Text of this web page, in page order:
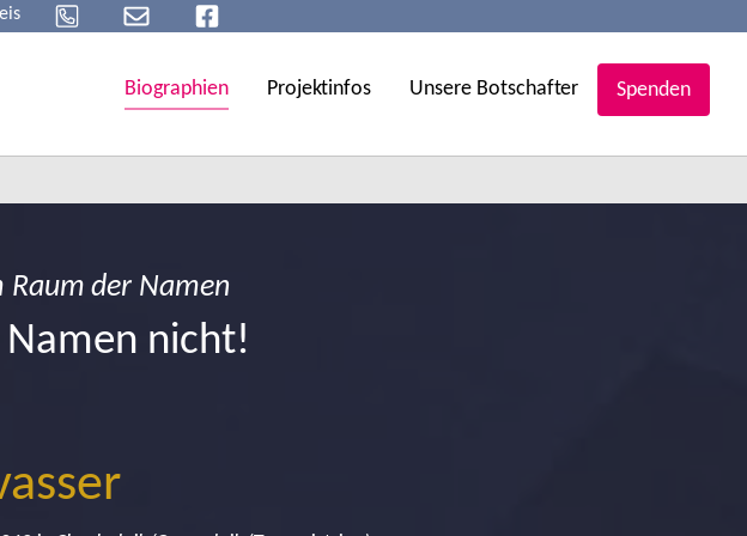
Biographien Projektinfos Unsere Botschafter Spenden
Raum der Namen
Namen nicht!